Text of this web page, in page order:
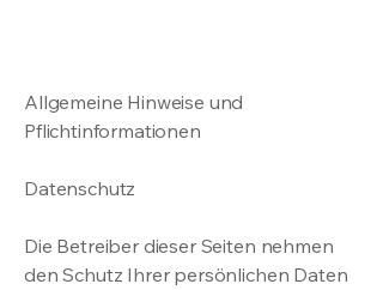
Allgemeine Hinweise und
Pflichtinformationen
Datenschutz
Die Betreiber dieser Seiten nehmen
den Schutz Ihrer persönlichen Daten